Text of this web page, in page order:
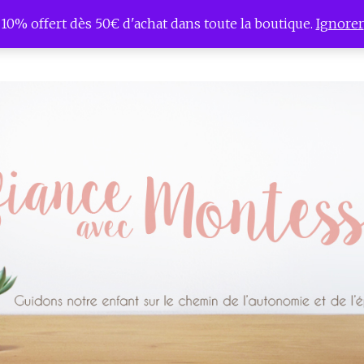
10% offert dès 50€ d'achat dans toute la boutique. Ignorer